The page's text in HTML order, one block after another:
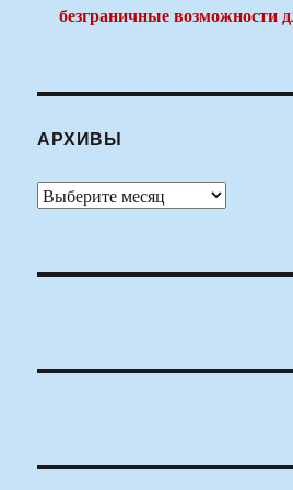
безграничные
АРХИВЫ
Архивы